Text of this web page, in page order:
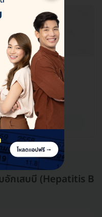
นล อ้อมน้อย ศูนย์
รสาคร 74130
อักเสบบี (Hepatitis B